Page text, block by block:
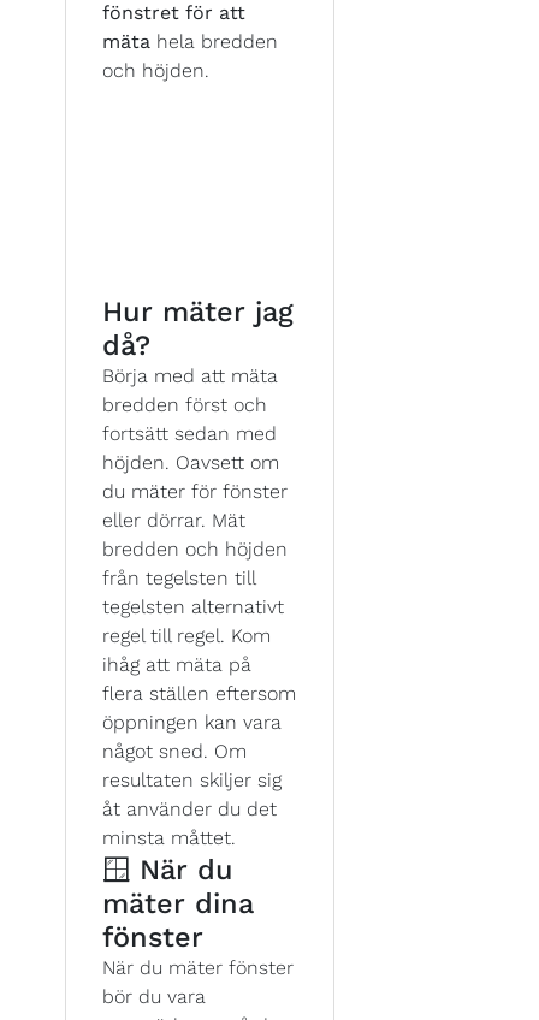
fönstret för att
mäta hela bredden
och höjden.
Hur mäter jag
då?
Börja med att mäta
bredden först och
fortsätt sedan med
höjden. Oavsett om
du mäter för fönster
eller dörrar. Mät
bredden och höjden
från tegelsten till
tegelsten alternativt
regel till regel. Kom
ihåg att mäta på
flera ställen eftersom
öppningen kan vara
något sned. Om
resultaten skiljer sig
åt använder du det
minsta måttet.
🪟 När du
mäter dina
fönster
När du mäter fönster
bör du vara